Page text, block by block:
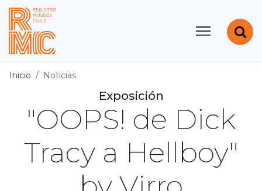
Contenido principal
Registro de Museos
Inicio Noticias
Exposición
"OOPS! de Dick
Tracy a Hellboy"